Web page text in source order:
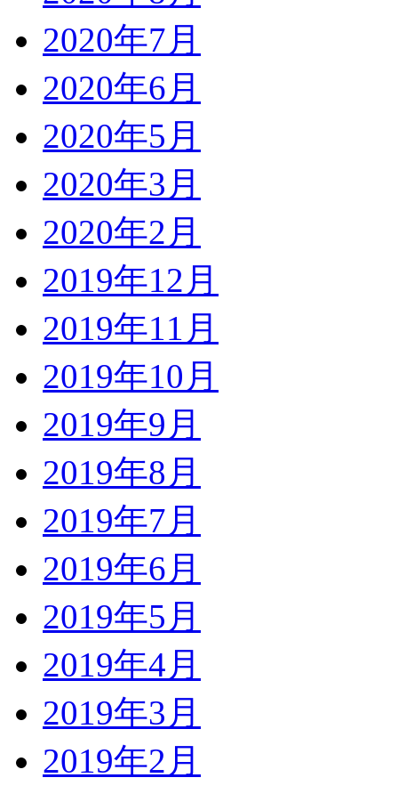
2020年7月
2020年6月
2020年5月
2020年3月
2020年2月
2019年12月
2019年11月
2019年10月
2019年9月
2019年8月
2019年7月
2019年6月
2019年5月
2019年4月
2019年3月
2019年2月